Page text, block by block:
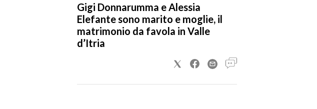
Gigi Donnarumma e Alessia
Elefante sono marito e moglie, il
matrimonio da favola in Valle
d’Itria